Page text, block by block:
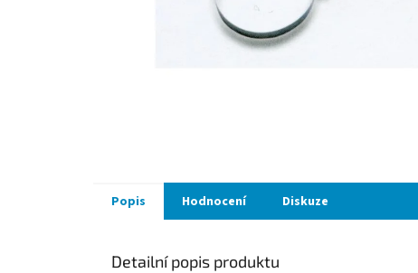
Popis Hodnocení Diskuze
Detailní popis produktu